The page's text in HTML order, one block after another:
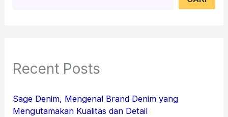
Recent Posts
Sage Denim, Mengenal Brand Denim yang
Mengutamakan Kualitas dan Detail